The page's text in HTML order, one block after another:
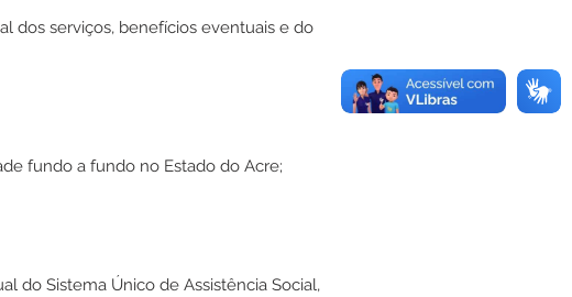
dos serviços, benefícios eventuais e do
fundo a fundo no Estado do Acre;
do Sistema Único de Assistência Social,